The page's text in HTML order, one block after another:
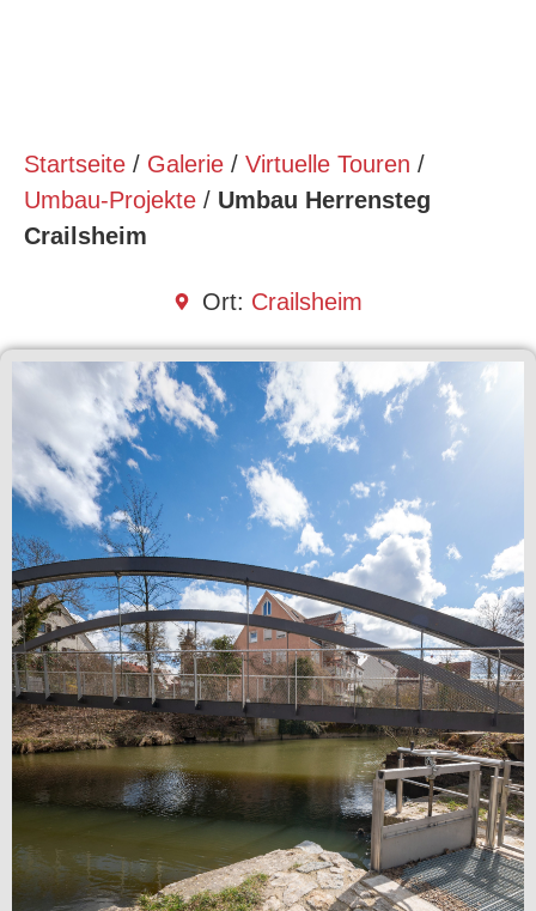
Startseite / Galerie / Virtuelle Touren /
Umbau-Projekte / Umbau Herrensteg
Crailsheim
Ort: Crailsheim